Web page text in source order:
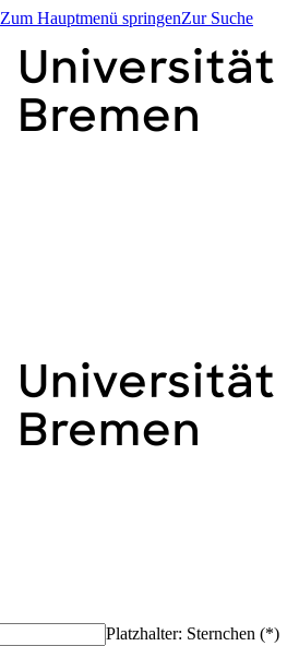
Zum Hauptmenü springenZur Suche
Platzhalter: Sternchen (*)